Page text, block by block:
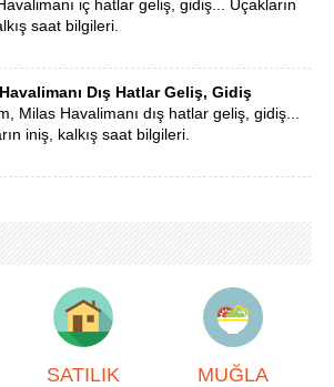
iç hatlar geliş, gidiş... Uçakların
saat bilgileri.
Dış Hatlar Geliş, Gidiş
Milas Havalimanı dış hatlar geliş, gidiş...
iniş, kalkış saat bilgileri.
SATILIK MUĞLA